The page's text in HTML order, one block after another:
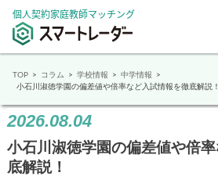
個人契約家庭教師マッチング
TOP コラム 学校情報
中学情報
小石川淑徳学園の偏差値や倍率など入試情報を徹底解説！
2026.08.04
小石川淑徳学園の偏差値や倍
底解説！